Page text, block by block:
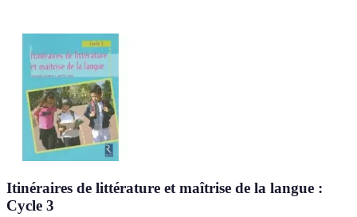
Itinéraires de littérature et maîtrise de la langue :
Cycle 3